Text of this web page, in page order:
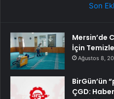
Son
Mersin’de
İçin
Ağustos 8,
BirGün’ün
ÇGD: